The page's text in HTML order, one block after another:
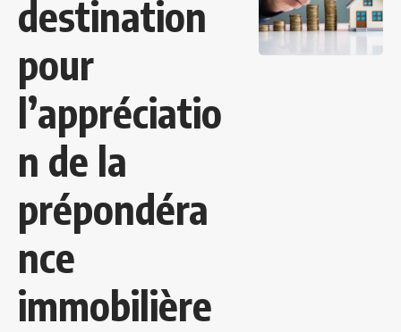
destination
pour
l’appréciatio
n de la
prépondéra
nce
immobilière